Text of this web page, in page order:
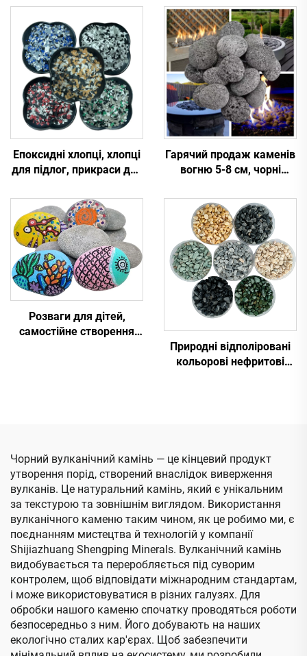
Епоксидні хлопці, хлопці
для підлог, прикраси для
полімерні аркуші
Гарячий продаж каменів
вогню 5-8 см, чорні
камені для сауни,
вогняне скло, камені для
вогнища на вулиці,
садового ландшафтного
дизайну
Розваги для дітей,
самостійне створення
Природні відполіровані
кольорові нефритові
Чорний вулканічний камінь — це кінцевий продукт
утворення порід, створений внаслідок виверження
вулканів. Це натуральний камінь, який є унікальним
за текстурою та зовнішнім виглядом. Використання
вулканічного каменю таким чином, як це робимо ми, є
поєднанням мистецтва й технологій у компанії
Shijiazhuang Shengping Minerals. Вулканічний камінь
видобувається та переробляється під суворим
контролем, щоб відповідати міжнародним стандартам,
і може використовуватися в різних галузях. Для
обробки нашого каменю спочатку проводяться роботи
безпосередньо з ним. Його добувають на наших
екологічно сталих кар'єрах. Щоб забезпечити